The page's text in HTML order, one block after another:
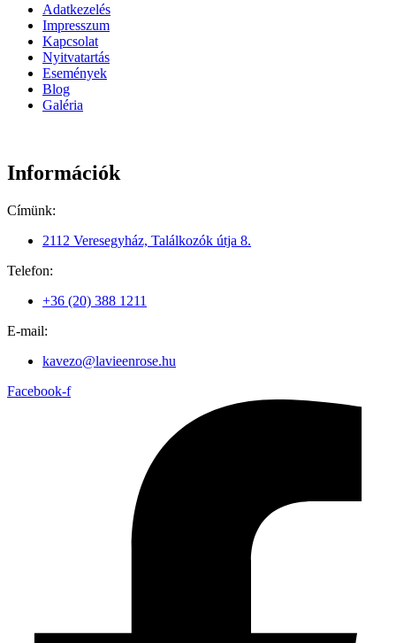
Adatkezelés
Impresszum
Kapcsolat
Nyitvatartás
Események
Blog
Galéria
Információk
Címünk:
2112 Veresegyház, Találkozók útja 8.
Telefon:
+36 (20) 388 1211
E-mail:
kavezo@lavieenrose.hu
Facebook-f